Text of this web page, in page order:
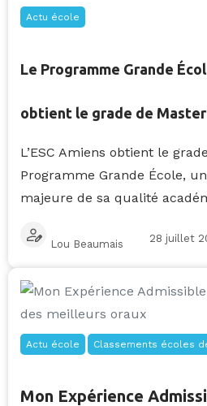
Actu école
Le Programme Grande
obtient le grade de Master
L’ESC Amiens obtient le
Programme Grande École,
majeure de sa qualité
Lou Beaumais 28 juillet
Actu école Classements écoles
Mon Expérience